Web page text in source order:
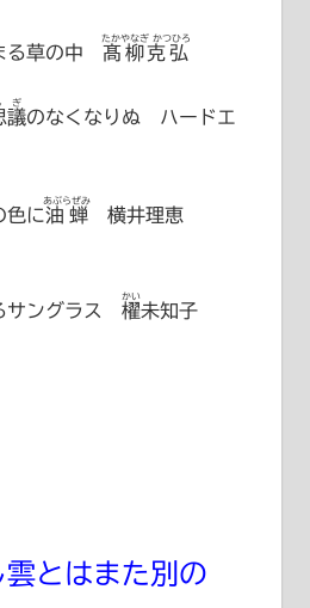
る草の中 髙柳克弘
たかやなぎ かつひろ
議
ぎ
のなくなりぬ ハードエ
色に油蝉
あぶらぜみ
横井理恵
サングラス 櫂未知子
かい
雲とはまた別の